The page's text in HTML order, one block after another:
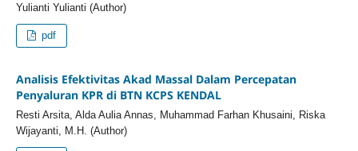
Yulianti Yulianti (Author)
pdf
Analisis Efektivitas Akad Massal Dalam Percepatan
Penyaluran KPR di BTN KCPS KENDAL
Resti Arsita, Alda Aulia Annas, Muhammad Farhan Khusaini, Riska
Wijayanti, M.H. (Author)